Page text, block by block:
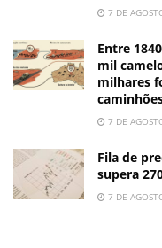
7 DE
Entre
mil
milhares
7 DE
Fila de
supera
7 DE